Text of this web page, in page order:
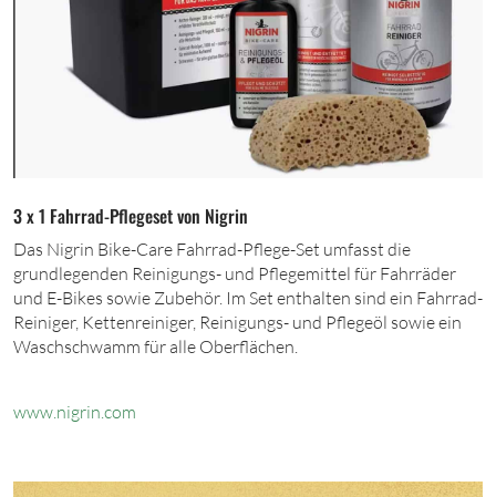
3 x 1 Fahrrad-Pflegeset von Nigrin
Das Nigrin Bike-Care Fahrrad-Pflege-Set umfasst die
grundlegenden Reinigungs- und Pflegemittel für Fahrräder
und E-Bikes sowie Zubehör. Im Set enthalten sind ein Fahrrad-
Reiniger, Kettenreiniger, Reinigungs- und Pflegeöl sowie ein
Waschschwamm für alle Oberflächen.
www.nigrin.com